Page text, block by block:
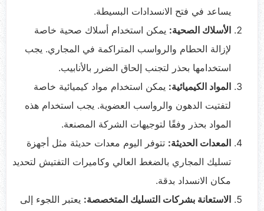
يساعد في فتح الانسدادات البسيطة.
الأسلاك الصحية: يمكن استخدام أسلاك صحية خاصة
لإزالة الحطام والرواسب المتراكمة في المجاري. يجب
استخدامها بحذر لتجنب إلحاق الضرر بالأنابيب.
المواد الكيميائية: يمكن استخدام مواد كيميائية خاصة
لتفتيت الدهون والرواسب العضوية. يجب استخدام هذه
المواد بحذر وفقًا لتوجيهات الشركة المصنعة.
المعدات الحديثة: تتوفر اليوم معدات حديثة مثل أجهزة
تسليك المجاري بالضغط العالي وكاميرات التفتيش لتحديد
مكان الانسداد بدقة.
الاستعانة بشركات التسليك المتخصصة: يعتبر اللجوء إلى